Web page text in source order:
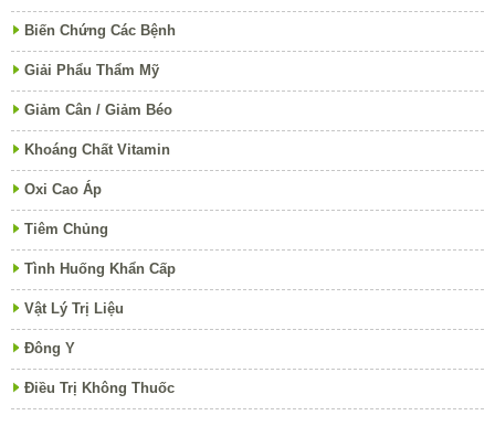
Biến Chứng Các Bệnh
Giải Phẩu Thẩm Mỹ
Giảm Cân / Giảm Béo
Khoáng Chất Vitamin
Oxi Cao Áp
Tiêm Chủng
Tình Huống Khẩn Cấp
Vật Lý Trị Liệu
Đông Y
Điều Trị Không Thuốc